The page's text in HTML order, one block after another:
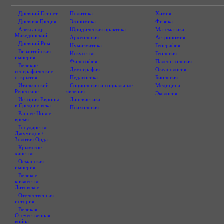
- Древний Египет
- Древняя Греция
- Александр
Македонский
- Древний Рим
- Византийская
империя
- Великие
географические
открытия
- Итальянский
Ренессанс
- История Европы
в Средние века
- Раннее Новое
время
- Государство
Джучидов /
Золотая Орда
- Крымское
ханство
- Османская
империя
- Великое
княжество
Литовское
- Отечественная
история
- Великая
Отечественная
война
- Политика
- Экономика
- Юридическая практика
- Археология
- Нумизматика
- Искусство
- Философия
- Демография
- Педагогика
- Социология и социальные
явления
- Лингвистика
- Психология
- Химия
- Физика
- Математика
- Астрономия
- География
- Геология
- Палеонтология
- Океанология
- Биология
- Медицина
- Экология